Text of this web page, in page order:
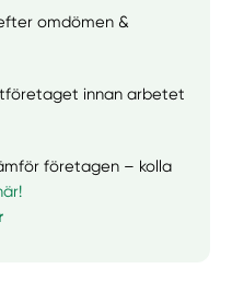
omdömen &
innan arbetet
företagen – kolla